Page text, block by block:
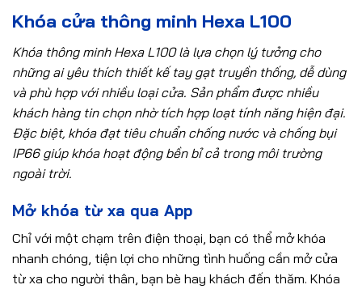
Khóa cửa thông minh Hexa L100
Khóa thông minh Hexa L100 là lựa chọn lý tưởng cho
những ai yêu thích thiết kế tay gạt truyền thống, dễ dùng
và phù hợp với nhiều loại cửa. Sản phẩm được nhiều
khách hàng tin chọn nhờ tích hợp loạt tính năng hiện đại.
Đặc biệt, khóa đạt tiêu chuẩn chống nước và chống bụi
IP66 giúp khóa hoạt động bền bỉ cả trong môi trường
ngoài trời.
Mở khóa từ xa qua App
Chỉ với một chạm trên điện thoại, bạn có thể mở khóa
nhanh chóng, tiện lợi cho những tình huống cần mở cửa
từ xa cho người thân, bạn bè hay khách đến thăm. Khóa